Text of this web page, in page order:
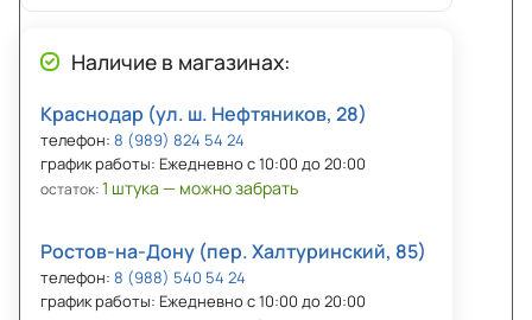
Наличие в магазинах:
Краснодар (ул. ш. Нефтяников, 28)
телефон: 8 (989) 824 54 24
график работы: Ежедневно с 10:00 до 20:00
остаток:1 штука — можно забрать
Ростов-на-Дону (пер. Халтуринский, 85)
телефон: 8 (988) 540 54 24
график работы: Ежедневно с 10:00 до 20:00